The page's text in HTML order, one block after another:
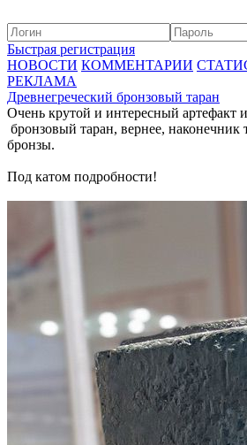
Быстрая регистрация
НОВОСТИ КОММЕНТАРИИ
РЕКЛАМА
Древнегреческий бронзовый таран
Очень крутой и интересный артефакт
бронзовый таран, вернее, наконечник
бронзы.
Под катом подробности!